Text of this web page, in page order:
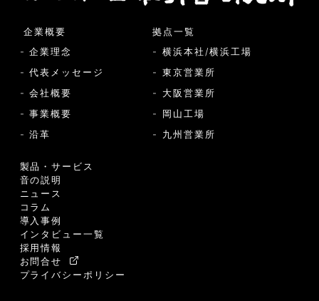
企業概要
- 企業理念
- 代表メッセージ
- 会社概要
- 事業概要
- 沿革
製品・サービス
音の説明
ニュース
コラム
導入事例
インタビュー一覧
採用情報
お問合せ
プライバシーポリシー
拠点一覧
- 横浜本社/横浜工場
- 東京営業所
- 大阪営業所
- 岡山工場
- 九州営業所